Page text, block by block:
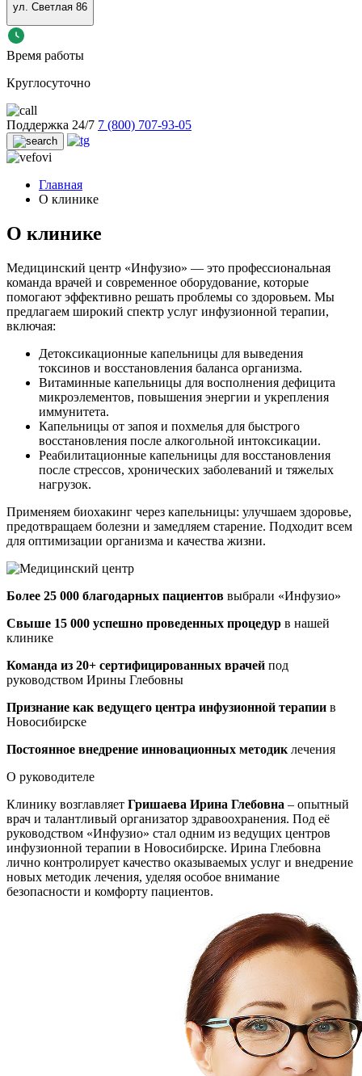
ул. Светлая 86
Время работы
Круглосуточно
Поддержка 24/7 7 (800) 707-93-05
Главная
О клинике
О клинике
Медицинский центр «Инфузио» — это профессиональная
команда врачей и современное оборудование, которые
помогают эффективно решать проблемы со здоровьем. Мы
предлагаем широкий спектр услуг инфузионной терапии,
включая:
Детоксикационные капельницы для выведения
токсинов и восстановления баланса организма.
Витаминные капельницы для восполнения дефицита
микроэлементов, повышения энергии и укрепления
иммунитета.
Капельницы от запоя и похмелья для быстрого
восстановления после алкогольной интоксикации.
Реабилитационные капельницы для восстановления
после стрессов, хронических заболеваний и тяжелых
нагрузок.
Применяем биохакинг через капельницы: улучшаем здоровье,
предотвращаем болезни и замедляем старение. Подходит всем
для оптимизации организма и качества жизни.
Более 25 000 благодарных пациентов выбрали «Инфузио»
Свыше 15 000 успешно проведенных процедур в нашей
клинике
Команда из 20+ сертифицированных врачей под
руководством Ирины Глебовны
Признание как ведущего центра инфузионной терапии в
Новосибирске
Постоянное внедрение инновационных методик лечения
О руководителе
Клинику возглавляет Гришаева Ирина Глебовна – опытный
врач и талантливый организатор здравоохранения. Под её
руководством «Инфузио» стал одним из ведущих центров
инфузионной терапии в Новосибирске. Ирина Глебовна
лично контролирует качество оказываемых услуг и внедрение
новых методик лечения, уделяя особое внимание
безопасности и комфорту пациентов.